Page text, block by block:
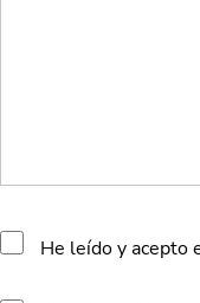
He leído y acepto